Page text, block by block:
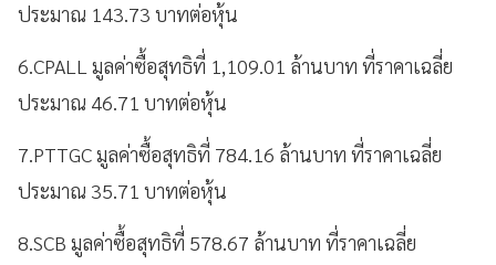
ประมาณ 143.73 บาทต่อหุ้น
6.CPALL มูลค่าซื้อสุทธิที่ 1,109.01 ล้านบาท ที่ราคาเฉลี่ย
ประมาณ 46.71 บาทต่อหุ้น
7.PTTGC มูลค่าซื้อสุทธิที่ 784.16 ล้านบาท ที่ราคาเฉลี่ย
ประมาณ 35.71 บาทต่อหุ้น
8.SCB มูลค่าซื้อสุทธิที่ 578.67 ล้านบาท ที่ราคาเฉลี่ย